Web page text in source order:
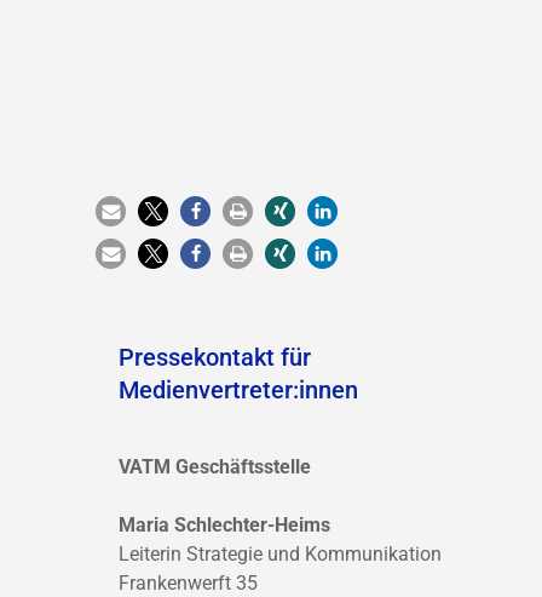
Pressekontakt für
Medienvertreter:innen
VATM Geschäftsstelle
Maria Schlechter-Heims
Leiterin Strategie und Kommunikation
Frankenwerft 35